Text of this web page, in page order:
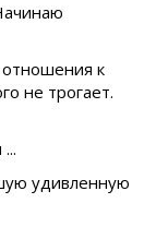
отношения к
не трогает.
удивленную